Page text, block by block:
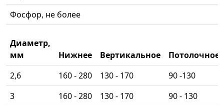
Фосфор, не более
Диаметр,
мм
Нижнее Вертикальное
Потолочное
2,6
160 - 280 130 - 170
90 -130
3
160 - 280 130 - 170
90 - 130